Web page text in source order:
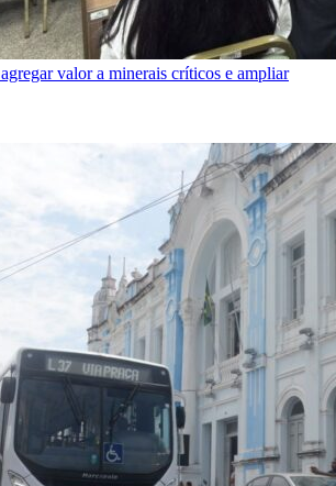
valor a minerais críticos e ampliar